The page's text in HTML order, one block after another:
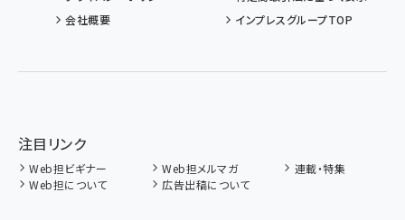
会社概要
インプレスグループTOP
注目リンク
Web担ビギナー Web担メルマガ
連載・特集
Web担について
広告出稿について